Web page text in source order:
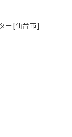
ー[仙台市]